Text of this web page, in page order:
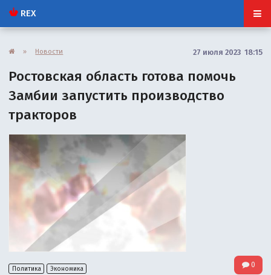
REX
» Новости 27 июля 2023 18:15
Ростовская область готова помочь
Замбии запустить производство
тракторов
Политика Экономика 0